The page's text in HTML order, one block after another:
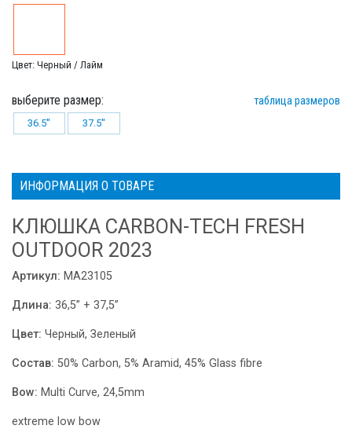
Цвет: Черный / Лайм
выберите размер: таблица размеров
36.5'' 37.5''
ИНФОРМАЦИЯ О ТОВАРЕ
КЛЮШКА CARBON-TECH FRESH
OUTDOOR 2023
Артикул: MA23105
Длина: 36,5” + 37,5”
Цвет: Черный, Зеленый
Состав: 50% Carbon, 5% Aramid, 45% Glass fibre
Bow: Multi Curve, 24,5mm
extreme low bow